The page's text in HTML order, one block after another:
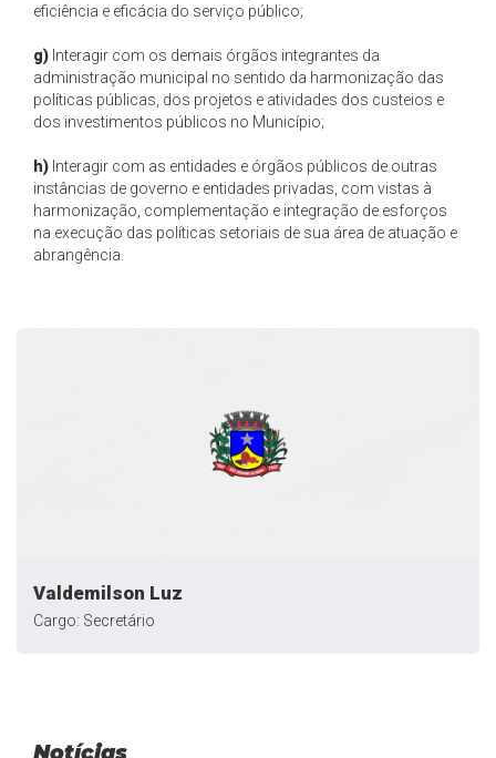
eficiência e eficácia do serviço público;
g) Interagir com os demais órgãos integrantes da
administração municipal no sentido da harmonização das
políticas públicas, dos projetos e atividades dos custeios e
dos investimentos públicos no Município;
h) Interagir com as entidades e órgãos públicos de outras
instâncias de governo e entidades privadas, com vistas à
harmonização, complementação e integração de esforços
na execução das políticas setoriais de sua área de atuação e
abrangência.
Valdemilson Luz
Cargo: Secretário